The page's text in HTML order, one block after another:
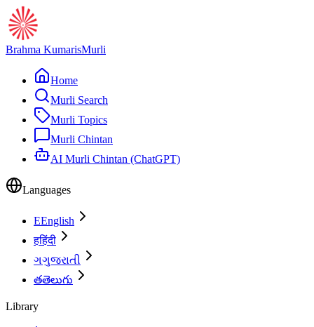
Brahma KumarisMurli
Home
Murli Search
Murli Topics
Murli Chintan
AI Murli Chintan (ChatGPT)
Languages
EEnglish
हहिंदी
ગગુજરાતી
తతెలుగు
Library